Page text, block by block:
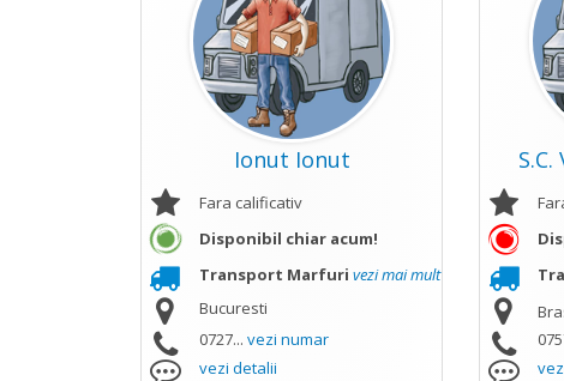
Ionut Ionut
Fara calificativ
Disponibil chiar acum!
Transport Marfuri vezi mai mult
Bucuresti
0727... vezi numar
vezi detalii